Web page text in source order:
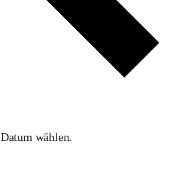
Datum wählen.